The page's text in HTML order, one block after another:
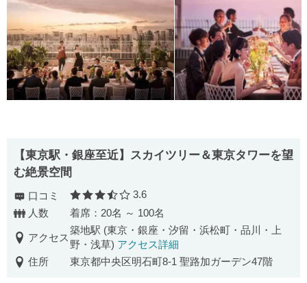
【東京駅・銀座至近】スカイツリー＆東京タワーを望
む絶景空間
口コミ 口コミ評価
3.6
人数
着席：20名 ～ 100名
アクセス
築地駅 (東京・銀座・汐留・浜松町・品川・上
野・浅草) アクセス詳細
住所
東京都中央区明石町8-1 聖路加ガーデン47階